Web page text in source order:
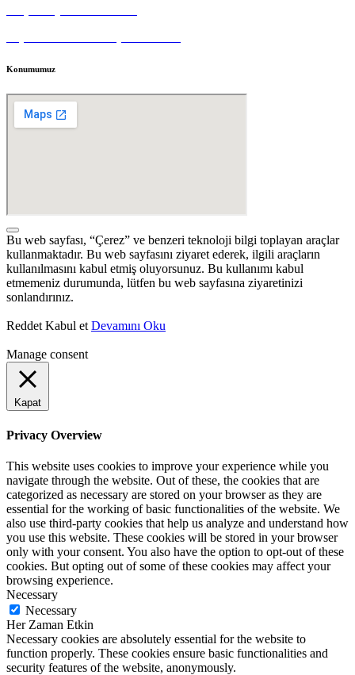
Konumumuz
Bu web sayfası, “Çerez” ve benzeri teknoloji bilgi toplayan araçlar
kullanmaktadır. Bu web sayfasını ziyaret ederek, ilgili araçların
kullanılmasını kabul etmiş oluyorsunuz. Bu kullanımı kabul
etmemeniz durumunda, lütfen bu web sayfasına ziyaretinizi
sonlandırınız.
Reddet Kabul et Devamını Oku
Manage consent
Kapat
Privacy Overview
This website uses cookies to improve your experience while you
navigate through the website. Out of these, the cookies that are
categorized as necessary are stored on your browser as they are
essential for the working of basic functionalities of the website. We
also use third-party cookies that help us analyze and understand how
you use this website. These cookies will be stored in your browser
only with your consent. You also have the option to opt-out of these
cookies. But opting out of some of these cookies may affect your
browsing experience.
Necessary
Necessary
Her Zaman Etkin
Necessary cookies are absolutely essential for the website to
function properly. These cookies ensure basic functionalities and
security features of the website, anonymously.